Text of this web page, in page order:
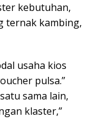
kebutuhan,
ternak kambing,
usaha kios
pulsa.”
sama lain,
klaster,”